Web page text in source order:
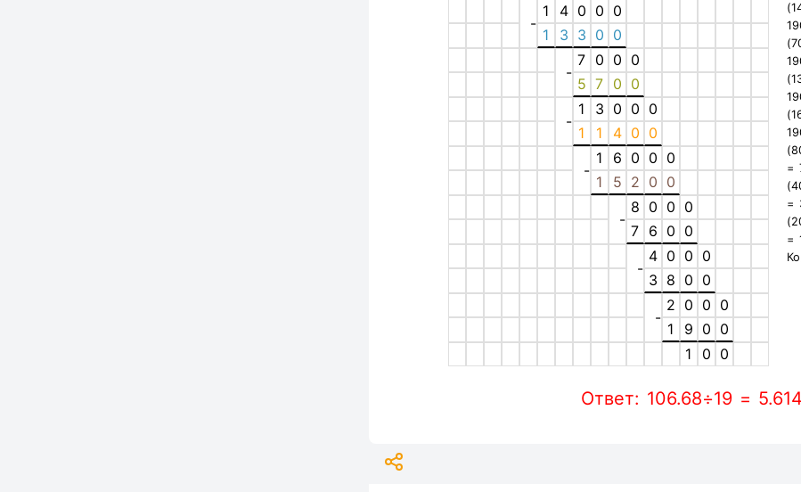
-
1 4 0 0 0
1
3 3 0 0
-
7 0 0 0
5 7 0 0
-
1 3 0 0 0
1
1 4 0 0
-
1 6 0 0 0
1
5 2 0 0
-
8 0 0 0
7 6 0 0
-
4 0 0 0
3 8 0 0
-
2 0 0 0
1
9 0 0
1
0 0
=
=
=
Ответ: 106.68÷19 =